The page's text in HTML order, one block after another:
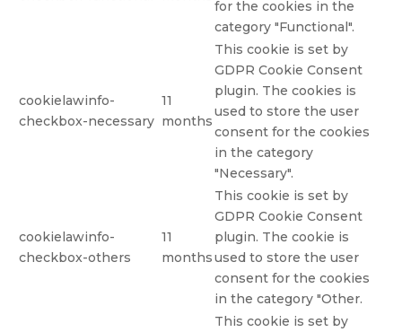
for the cookies in the
category "Functional".
cookielawinfo-
checkbox-necessary
11
months
This cookie is set by
GDPR Cookie Consent
plugin. The cookies is
used to store the user
consent for the cookies
in the category
"Necessary".
cookielawinfo-
checkbox-others
11
months
This cookie is set by
GDPR Cookie Consent
plugin. The cookie is
used to store the user
consent for the cookies
in the category "Other.
This cookie is set by